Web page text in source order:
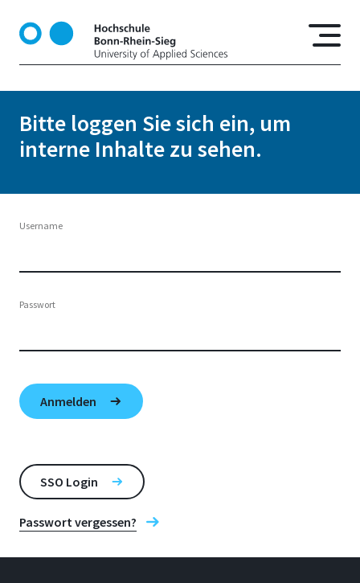
k
Bitte loggen Sie sich ein, um
interne Inhalte zu sehen.
Username
Passwort
SSO Login
Passwort vergessen?